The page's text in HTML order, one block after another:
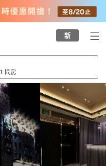
新
1 間房